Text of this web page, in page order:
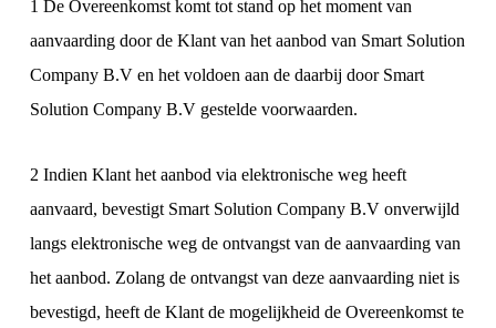
1 De Overeenkomst komt tot stand op het moment van
aanvaarding door de Klant van het aanbod van Smart Solution
Company B.V en het voldoen aan de daarbij door Smart
Solution Company B.V gestelde voorwaarden.
2 Indien Klant het aanbod via elektronische weg heeft
aanvaard, bevestigt Smart Solution Company B.V onverwijld
langs elektronische weg de ontvangst van de aanvaarding van
het aanbod. Zolang de ontvangst van deze aanvaarding niet is
bevestigd, heeft de Klant de mogelijkheid de Overeenkomst te